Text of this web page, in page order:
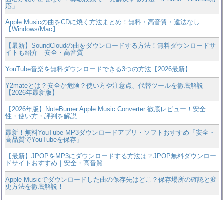
応」
Apple Musicの曲をCDに焼く方法まとめ！無料・高音質・違法なし
【Windows/Mac】
【最新】SoundCloudの曲をダウンロードする方法！無料ダウンロードサ
イトも紹介｜安全・高音質
YouTube音楽を無料ダウンロードできる3つの方法【2026最新】
Y2mateとは？安全か危険？使い方や注意点、代替ツールを徹底解説
【2026年最新版】
【2026年版】NoteBurner Apple Music Converter 徹底レビュー！安全
性・使い方・評判を解説
最新！無料YouTube MP3ダウンロードアプリ・ソフトおすすめ「安全・
高品質でYouTubeを保存」
【最新】JPOPをMP3にダウンロードする方法は？JPOP無料ダウンロー
ドサイトおすすめ｜安全・高音質
Apple Musicでダウンロードした曲の保存先はどこ？保存場所の確認と変
更方法を徹底解説！